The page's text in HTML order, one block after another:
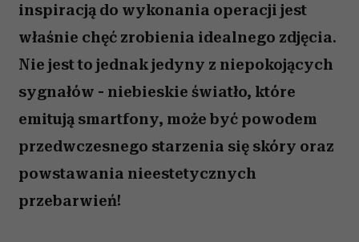
inspiracją do wykonania operacji jest
właśnie chęć zrobienia idealnego zdjęcia.
Nie jest to jednak jedyny z niepokojących
sygnałów - niebieskie światło, które
emitują smartfony, może być powodem
przedwczesnego starzenia się skóry oraz
powstawania nieestetycznych
przebarwień!